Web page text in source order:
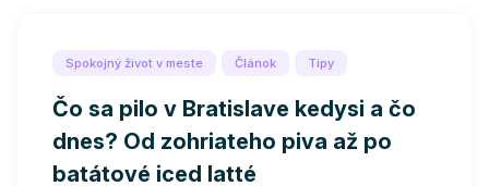
Spokojný život v meste Článok Tipy
Čo sa pilo v Bratislave kedysi a čo
dnes? Od zohriateho piva až po
batátové iced latté